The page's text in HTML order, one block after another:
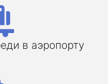
в аэропорту